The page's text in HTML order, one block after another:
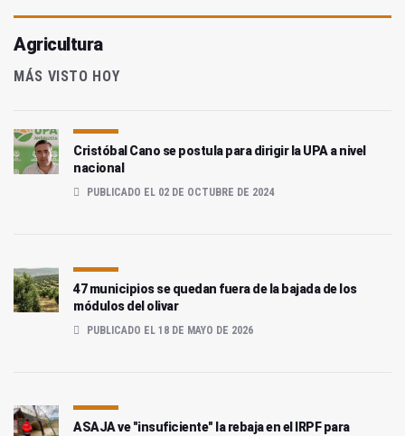
Agricultura
MÁS VISTO HOY
Cristóbal Cano se postula para dirigir la UPA a nivel
nacional
PUBLICADO EL 02 DE OCTUBRE DE 2024
47 municipios se quedan fuera de la bajada de los
módulos del olivar
PUBLICADO EL 18 DE MAYO DE 2026
ASAJA ve "insuficiente" la rebaja en el IRPF para